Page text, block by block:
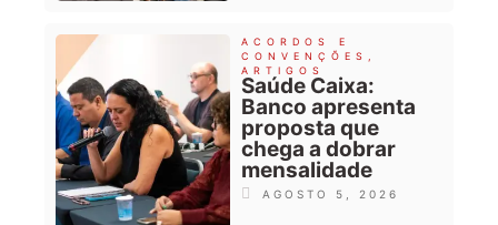
ACORDOS E
CONVENÇÕES
ARTIGOS
Saúde Caixa:
Banco apresenta
proposta que
chega a dobrar
mensalidade
AGOSTO 5, 2026